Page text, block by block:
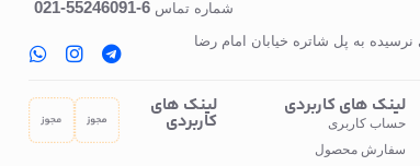
شماره تماس 6-55246091-021
نرسیده به پل‌ شاتره خیابان امام رضا
لینک های کاربردی
حساب کاربری
سفارش محصول
لینک های
کاربردی